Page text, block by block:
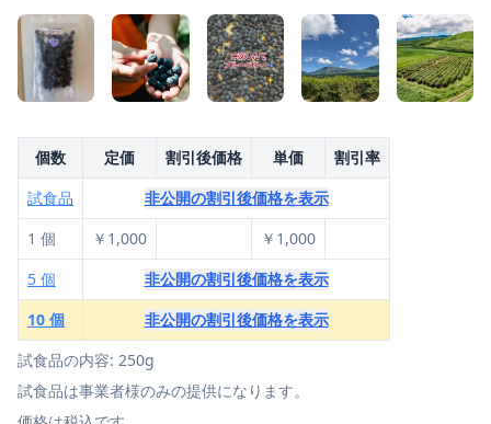
個数 定価 割引後価格 単価
割引率
試食品
非公開の割引後価格を表示
1 個
￥1,000
￥1,000
5 個
非公開の割引後価格を表示
10 個
非公開の割引後価格を表示
試食品の内容: 250g
試食品は事業者様のみの提供になります。